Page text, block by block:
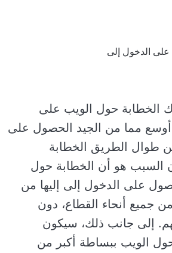
الدخول إلى
الخطابة حول الويب على
مما من الجيد الحصول على
طوال الطريق الخطابة
السبب هو أن الخطابة حول
على الدخول إلى إليها من
جميع أنحاء القطاع، دون
إلى جانب ذلك، سيكون
الويب ببساطة أكبر من